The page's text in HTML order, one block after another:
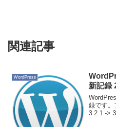
関連記事
WordPress
新記録
録です
3.2.1 ->